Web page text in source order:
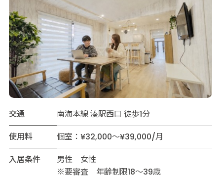
交通
南海本線 湊駅西口 徒歩1分
使用料
個室：¥32,000～¥39,000/月
入居条件
男性 女性
※要審査 年齢制限18～39歳